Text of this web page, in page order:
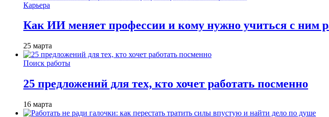
Карьера
Как ИИ меняет профессии и кому нужно учиться с ним
25 марта
Поиск работы
25 предложений для тех, кто хочет работать посменно
16 марта